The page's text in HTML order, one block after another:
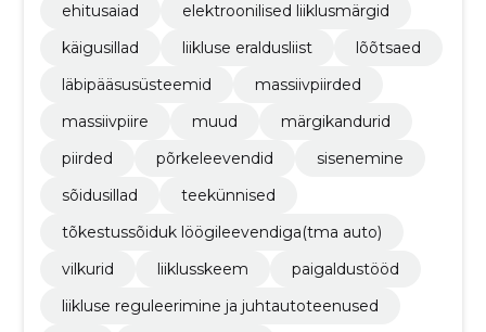
ehitusaiad
elektroonilised liiklusmärgid
käigusillad
liikluse eraldusliist
lõõtsaed
läbipääsusüsteemid
massiivpiirded
massiivpiire
muud
märgikandurid
piirded
põrkeleevendid
sisenemine
sõidusillad
teekünnised
tõkestussõiduk löögileevendiga(tma auto)
vilkurid
liiklusskeem
paigaldustööd
liikluse reguleerimine ja juhtautoteenused